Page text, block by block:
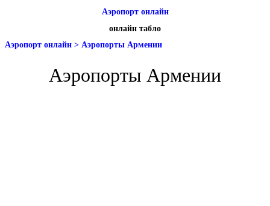
Аэропорт онлайн
онлайн табло
Аэропорт онлайн > Аэропорты Армении
Аэропорты Армении